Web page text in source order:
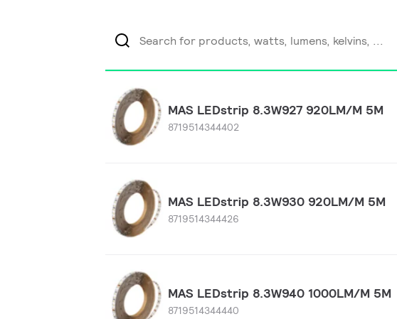
MAS LEDstrip 8.3W927 920LM/M 5M
8719514344402
MAS LEDstrip 8.3W930 920LM/M 5M
8719514344426
MAS LEDstrip 8.3W940 1000LM/M 5M
8719514344440